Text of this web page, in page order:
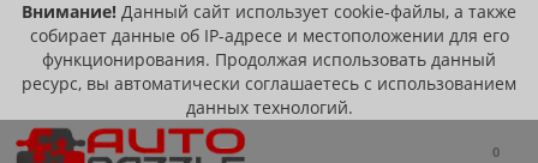
Внимание! Данный сайт использует cookie-файлы, а также
собирает данные об IP-адресе и местоположении для его
функционирования. Продолжая использовать данный
ресурс, вы автоматически соглашаетесь с использованием
данных технологий.
0